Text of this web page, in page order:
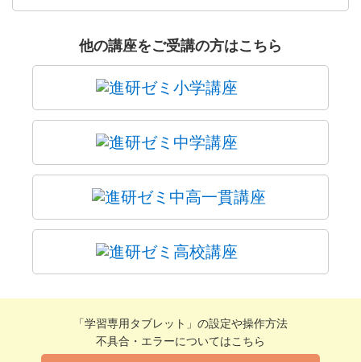
他の講座をご受講の方はこちら
「学習専用タブレット」の設定や操作方法
不具合・エラーについてはこちら